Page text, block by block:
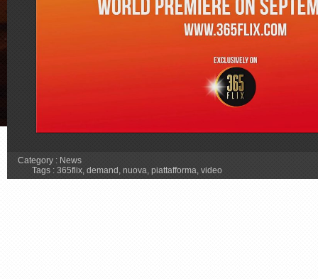
Category : News
Tags : 365flix, demand, nuova, piattafforma, video